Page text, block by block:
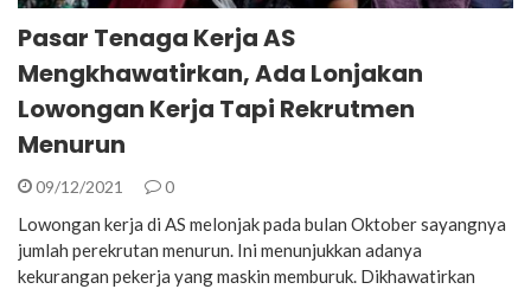
Pasar Tenaga Kerja AS
Mengkhawatirkan, Ada Lonjakan
Lowongan Kerja Tapi Rekrutmen
Menurun
09/12/2021 0
Lowongan kerja di AS melonjak pada bulan Oktober sayangnya
jumlah perekrutan menurun. Ini menunjukkan adanya
kekurangan pekerja yang maskin memburuk. Dikhawatirkan